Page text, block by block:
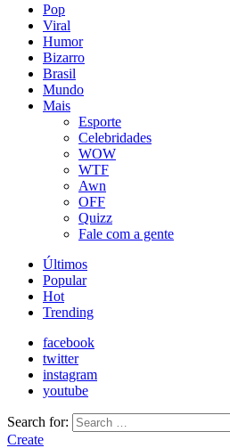
Pop
Viral
Humor
Bizarro
Brasil
Mundo
Mais
Esporte
Celebridades
WOW
WTF
Awn
OFF
Quizz
Fale com a gente
Últimos
Popular
Hot
Trending
facebook
twitter
instagram
youtube
Search for:
Create